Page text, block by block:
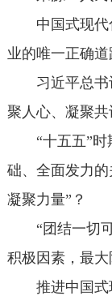
中国式现
业的唯一正确道
习近平总
聚人心、凝聚
“十五五”
础、全面发力
凝聚力量”？
“团结一切
积极因素，最
推进中国式